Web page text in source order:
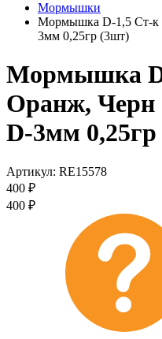
Мормышки
Мормышка D-1,5 Ст-к
3мм 0,25гр (3шт)
Мормышка
Оранж, Черн
D-3мм
Артикул: RE15578
400 ₽
400 ₽